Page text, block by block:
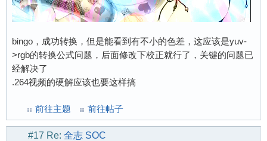
bingo，成功转换，但是能看到有不小的色差，这应该是yuv-
>rgb的转换公式问题，后面修改下校正就行了，关键的问题已
经解决了
.264视频的硬解应该也要这样搞
前往主题 前往帖子
#17 Re: 全志 SOC